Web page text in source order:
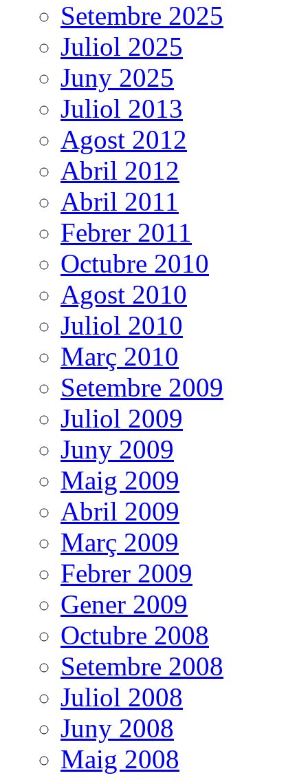
Setembre 2025
Juliol 2025
Juny 2025
Juliol 2013
Agost 2012
Abril 2012
Abril 2011
Febrer 2011
Octubre 2010
Agost 2010
Juliol 2010
Març 2010
Setembre 2009
Juliol 2009
Juny 2009
Maig 2009
Abril 2009
Març 2009
Febrer 2009
Gener 2009
Octubre 2008
Setembre 2008
Juliol 2008
Juny 2008
Maig 2008